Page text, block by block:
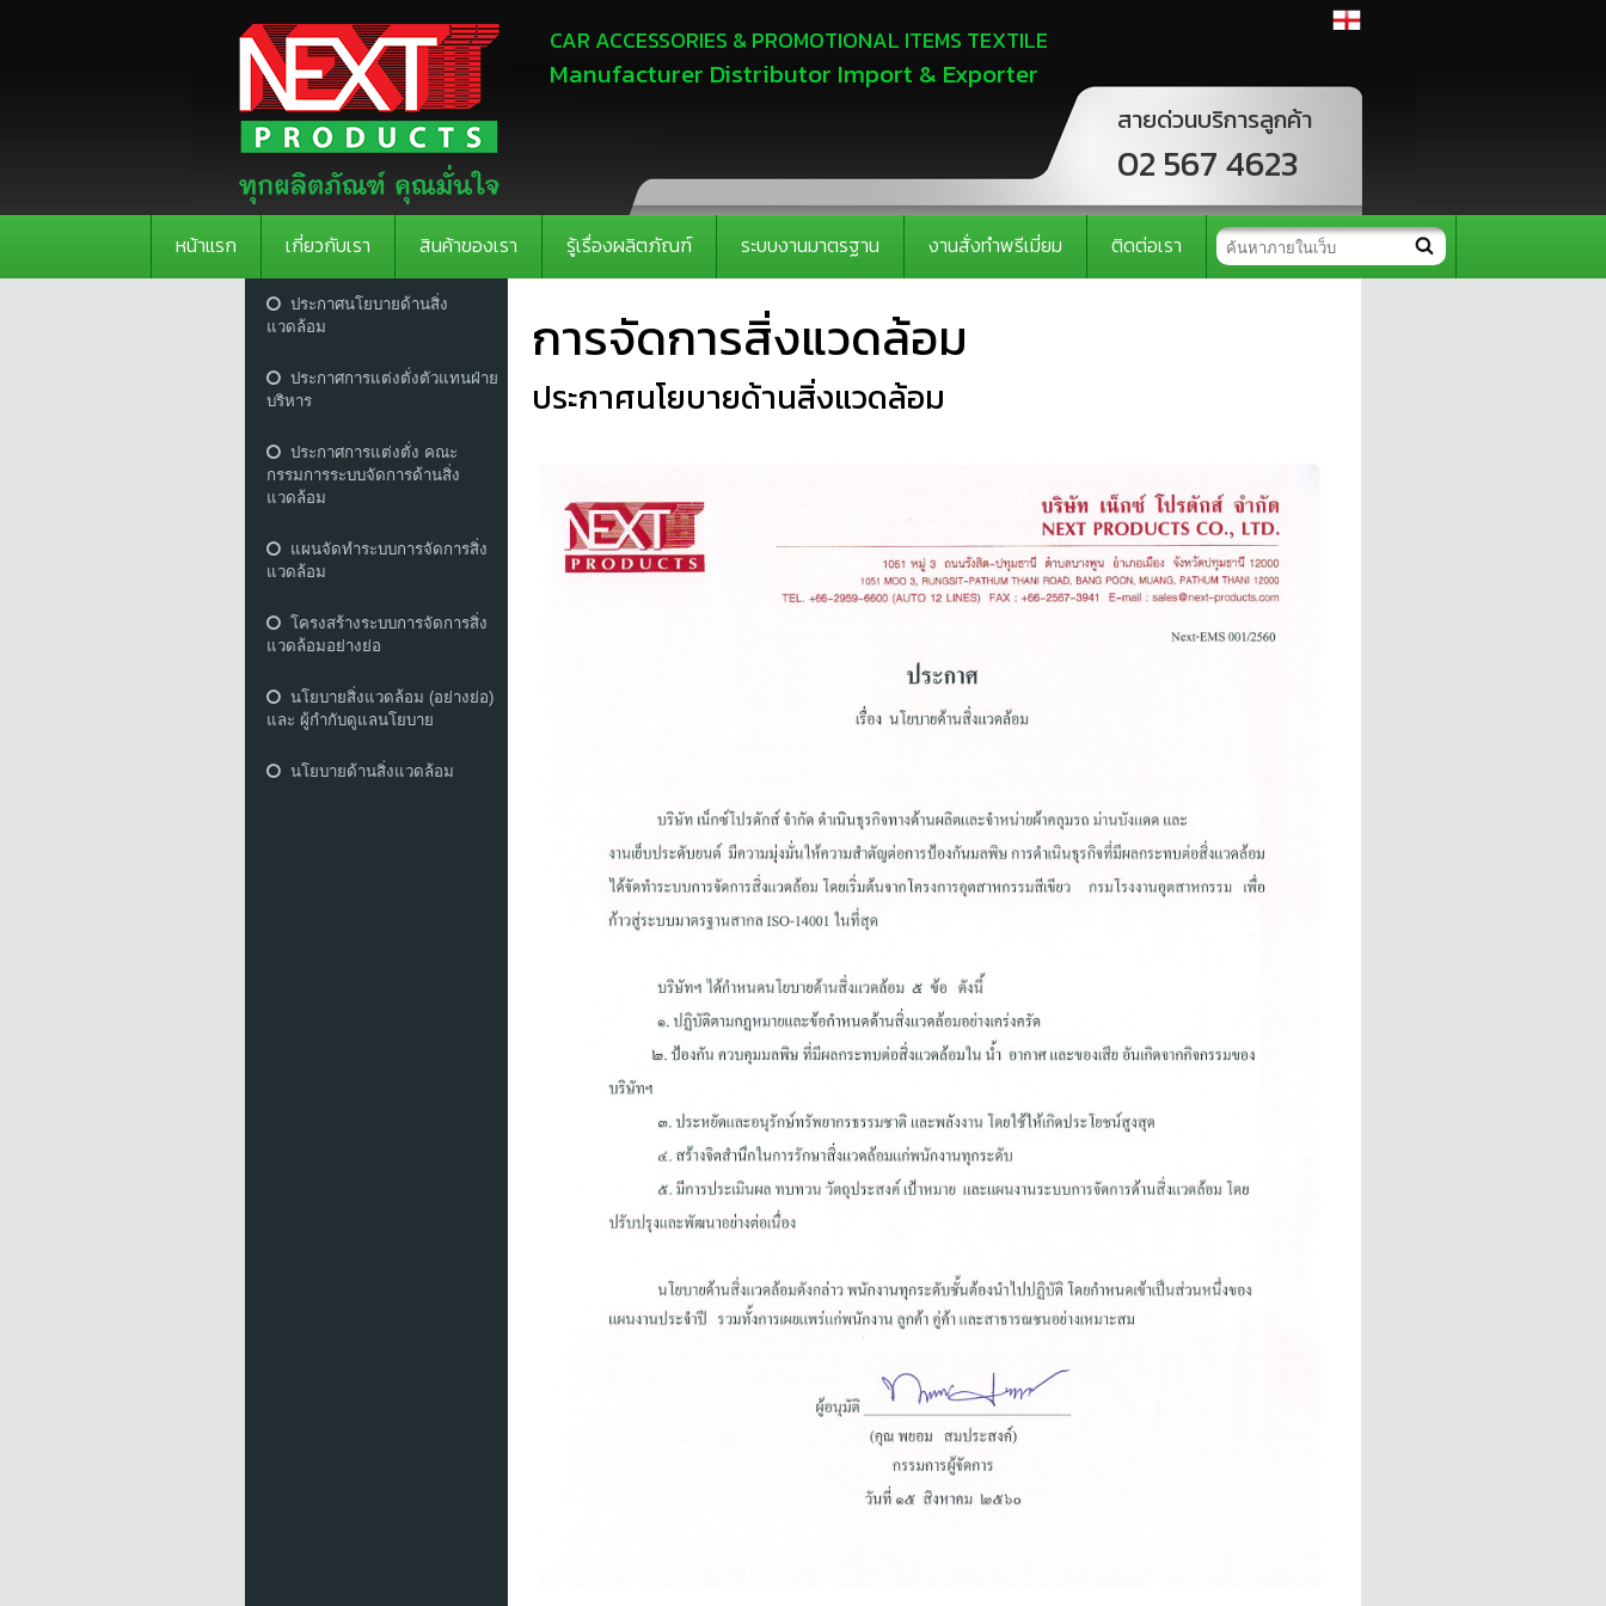
CAR ACCESSORIES & PROMOTIONAL ITEMS TEXTILE
Manufacturer Distributor Import & Exporter
สายด่วนบริการลูกค้า
02 567 4623
หน้าแรก เกี่ยวกับเรา สินค้าของเรา รู้เรื่องผลิตภัณฑ์ ระบบงานมาตรฐาน งานสั่งทำพรีเมี่ยม ติดต่อเรา
ประกาศนโยบายด้านสิ่ง
แวดล้อม
ประกาศการแต่งตั่งตัวแทนฝ่าย
บริหาร
ประกาศการแต่งตั่ง คณะ
กรรมการระบบจัดการด้านสิ่ง
แวดล้อม
แผนจัดทำระบบการจัดการสิ่ง
แวดล้อม
โครงสร้างระบบการจัดการสิ่ง
แวดล้อมอย่างย่อ
นโยบายสิ่งแวดล้อม (อย่างย่อ)
และ ผู้กำกับดูแลนโยบาย
นโยบายด้านสิ่งแวดล้อม
การจัดการสิ่งแวดล้อม
ประกาศนโยบายด้านสิ่งแวดล้อม